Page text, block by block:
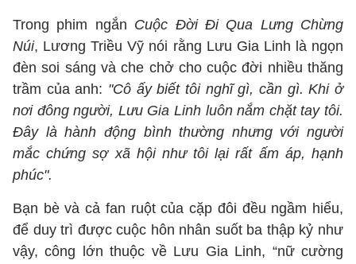
Trong phim ngắn Cuộc Đời Đi Qua Lưng Chừng
Núi, Lương Triều Vỹ nói rằng Lưu Gia Linh là ngọn
đèn soi sáng và che chở cho cuộc đời nhiều thăng
trầm của anh: "Cô ấy biết tôi nghĩ gì, cần gì. Khi ở
nơi đông người, Lưu Gia Linh luôn nắm chặt tay tôi.
Đây là hành động bình thường nhưng với người
mắc chứng sợ xã hội như tôi lại rất ấm áp, hạnh
phúc".
Bạn bè và cả fan ruột của cặp đôi đều ngầm hiểu,
để duy trì được cuộc hôn nhân suốt ba thập kỷ như
vậy, công lớn thuộc về Lưu Gia Linh, “nữ cường